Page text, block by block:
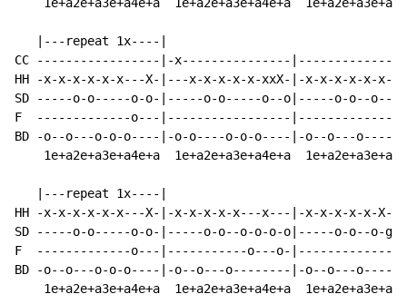
1e+a2e+a3e+a4e+a  1e+a2e+a3e+a4e+a
   |---repeat 1x----|
CC -----------------|-x---------------
HH -x-x-x-x-x-x---X-|---x-x-x-x-x-xxX-|-x-x-x-x-x-
SD -----o-o-----o-o-|-----o-o-----o--o|-----o-o--o---
F  -------------o---|-----------------
BD -o--o---o-o-o----|-o-o----o-o-o----|-o--o---o----
1e+a2e+a3e+a4e+a  1e+a2e+a3e+a4e+a
   |---repeat 1x----|
HH -x-x-x-x-x-x---X-|-x-x-x-x-x---x---|-x-x-x-x-x-
SD -----o-o-----o-o-|-----o-o--o-o-o-o|-----o-o--o-
F  -------------o---|-----------o---o-
BD -o--o---o-o-o----|-o--o---o--------|-o--o---
1e+a2e+a3e+a4e+a  1e+a2e+a3e+a4e+a